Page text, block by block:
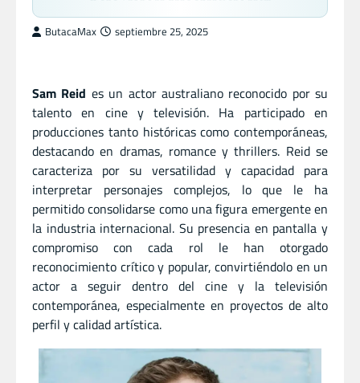
ButacaMax septiembre 25, 2025
Sam Reid es un actor australiano reconocido por su
talento en cine y televisión. Ha participado en
producciones tanto históricas como contemporáneas,
destacando en dramas, romance y thrillers. Reid se
caracteriza por su versatilidad y capacidad para
interpretar personajes complejos, lo que le ha
permitido consolidarse como una figura emergente en
la industria internacional. Su presencia en pantalla y
compromiso con cada rol le han otorgado
reconocimiento crítico y popular, convirtiéndolo en un
actor a seguir dentro del cine y la televisión
contemporánea, especialmente en proyectos de alto
perfil y calidad artística.